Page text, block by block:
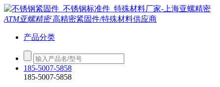
ATM亚螺精密高精密紧固件/特殊材料供应商
产品分类
185-5007-5858
185-5007-5858